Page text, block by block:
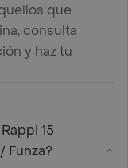
que
consulta
y haz tu
15
Funza?